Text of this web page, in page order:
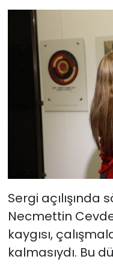
Sergi açılışında
Necmettin
kaygısı,
kalmasıydı. Bu